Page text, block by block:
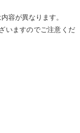
容が異なります。
いますのでご注意くだ